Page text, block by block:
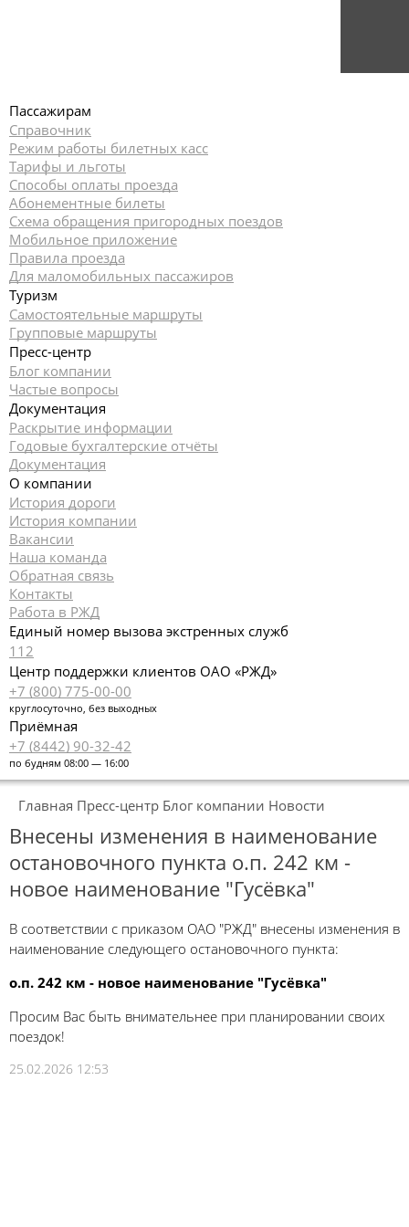
Пассажирам
Справочник
Режим работы билетных касс
Тарифы и льготы
Способы оплаты проезда
Абонементные билеты
Схема обращения пригородных поездов
Мобильное приложение
Правила проезда
Для маломобильных пассажиров
Туризм
Самостоятельные маршруты
Групповые маршруты
Пресс-центр
Блог компании
Частые вопросы
Документация
Раскрытие информации
Годовые бухгалтерские отчёты
Документация
О компании
История дороги
История компании
Вакансии
Наша команда
Обратная связь
Контакты
Работа в РЖД
Единый номер вызова экстренных служб
112
Центр поддержки клиентов ОАО «РЖД»
+7 (800) 775-00-00
круглосуточно, без выходных
Приёмная
+7 (8442) 90-32-42
по будням 08:00 — 16:00
Главная Пресс-центр Блог компании Новости
Внесены изменения в наименование
остановочного пункта о.п. 242 км -
новое наименование "Гусёвка"
В соответствии с приказом ОАО "РЖД" внесены изменения в
наименование следующего остановочного пункта:
о.п. 242 км - новое наименование "Гусёвка"
Просим Вас быть внимательнее при планировании своих
поездок!
25.02.2026 12:53